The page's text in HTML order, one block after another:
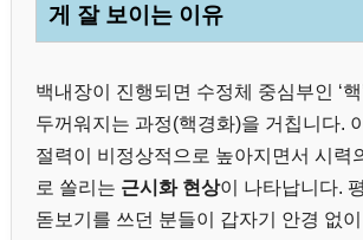
게 잘 보이는 이유
백내장이 진행되면 수정체 중심부인 ‘
두꺼워지는 과정(핵경화)을 거칩니다.
절력이 비정상적으로 높아지면서 시력
로 쏠리는 근시화 현상이 나타납니다.
돋보기를 쓰던 분들이 갑자기 안경 없